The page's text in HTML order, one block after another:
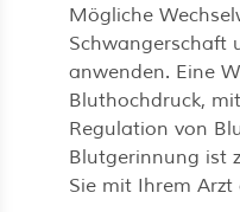
Mögliche
Schwangerschaft
anwenden. Eine
Bluthochdruck,
Regulation von
Blutgerinnung ist
Sie mit Ihrem Arzt